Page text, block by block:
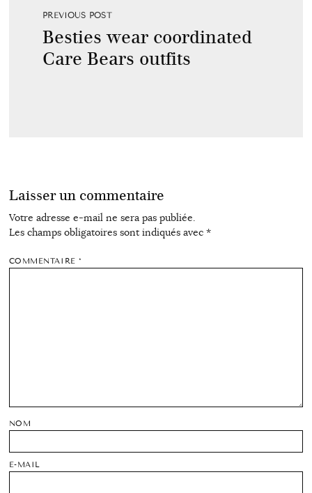
PREVIOUS POST
Besties wear coordinated
Care Bears outfits
Laisser un commentaire
Votre adresse e-mail ne sera pas publiée.
Les champs obligatoires sont indiqués avec *
COMMENTAIRE*
NOM
E-MAIL